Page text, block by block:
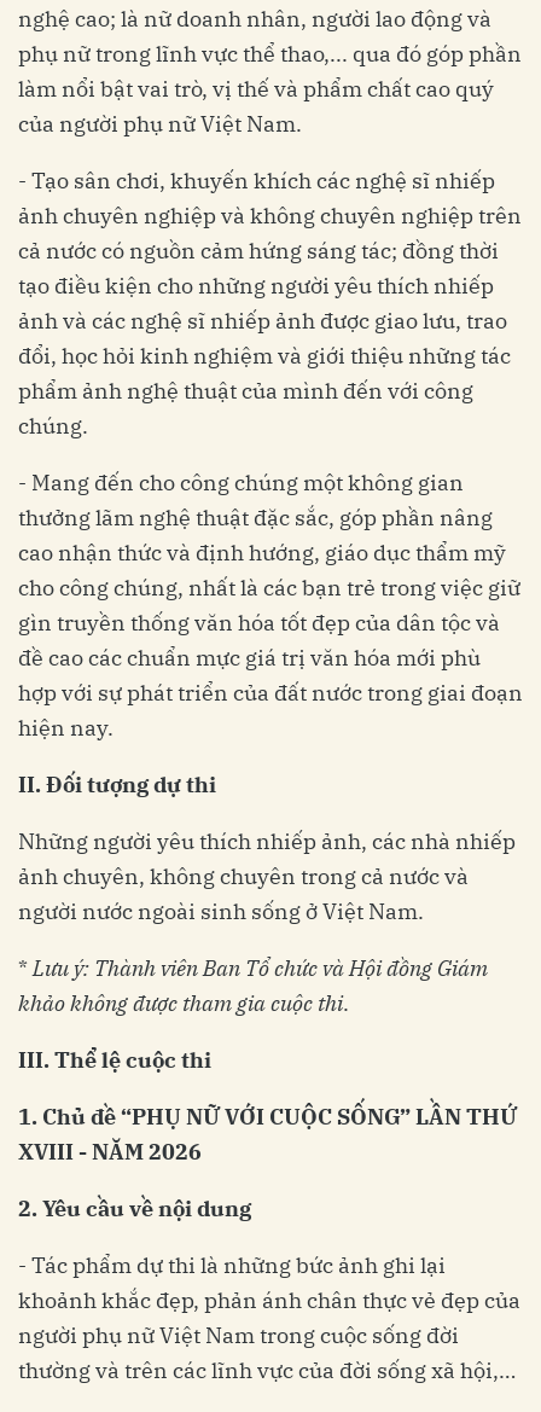
nghệ cao; là nữ doanh nhân, người lao động và
phụ nữ trong lĩnh vực thể thao,... qua đó góp phần
làm nổi bật vai trò, vị thế và phẩm chất cao quý
của người phụ nữ Việt Nam.
- Tạo sân chơi, khuyến khích các nghệ sĩ nhiếp
ảnh chuyên nghiệp và không chuyên nghiệp trên
cả nước có nguồn cảm hứng sáng tác; đồng thời
tạo điều kiện cho những người yêu thích nhiếp
ảnh và các nghệ sĩ nhiếp ảnh được giao lưu, trao
đổi, học hỏi kinh nghiệm và giới thiệu những tác
phẩm ảnh nghệ thuật của mình đến với công
chúng.
- Mang đến cho công chúng một không gian
thưởng lãm nghệ thuật đặc sắc, góp phần nâng
cao nhận thức và định hướng, giáo dục thẩm mỹ
cho công chúng, nhất là các bạn trẻ trong việc giữ
gìn truyền thống văn hóa tốt đẹp của dân tộc và
đề cao các chuẩn mực giá trị văn hóa mới phù
hợp với sự phát triển của đất nước trong giai đoạn
hiện nay.
II. Đối tượng dự thi
Những người yêu thích nhiếp ảnh, các nhà nhiếp
ảnh chuyên, không chuyên trong cả nước và
người nước ngoài sinh sống ở Việt Nam.
*Lưu ý: Thành viên Ban Tổ chức và Hội đồng Giám
khảo không được tham gia cuộc thi.
III. Thể lệ cuộc thi
1. Chủ đề “PHỤ NỮ VỚI CUỘC SỐNG” LẦN THỨ
XVIII - NĂM 2026
2. Yêu cầu về nội dung
- Tác phẩm dự thi là những bức ảnh ghi lại
khoảnh khắc đẹp, phản ánh chân thực vẻ đẹp của
người phụ nữ Việt Nam trong cuộc sống đời
thường và trên các lĩnh vực của đời sống xã hội,…